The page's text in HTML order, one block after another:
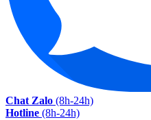
Chat Zalo (8h-24h)
Hotline (8h-24h)